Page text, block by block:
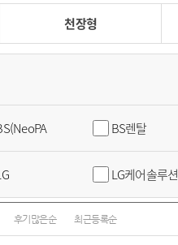
천장형
BS렌탈
LG케어솔루션
후기많은순 최근등록순